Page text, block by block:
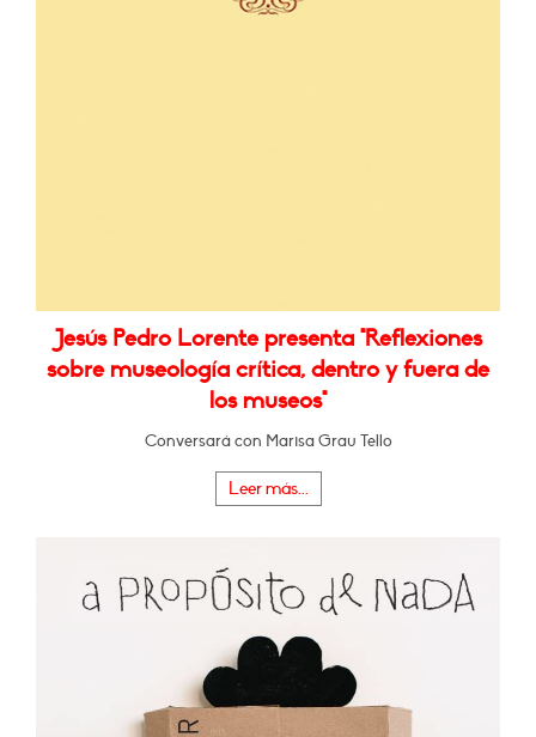
Jesús Pedro Lorente presenta "Reflexiones
sobre museología crítica, dentro y fuera de
los museos"
Conversará con Marisa Grau Tello
Leer más...